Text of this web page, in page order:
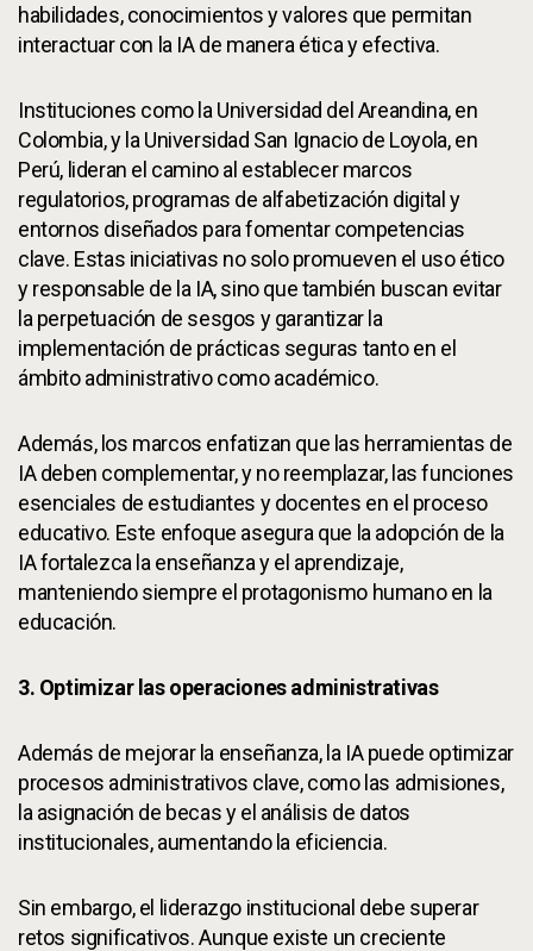
habilidades, conocimientos y valores que permitan
interactuar con la IA de manera ética y efectiva.
Instituciones como la Universidad del Areandina, en
Colombia, y la Universidad San Ignacio de Loyola, en
Perú, lideran el camino al establecer marcos
regulatorios, programas de alfabetización digital y
entornos diseñados para fomentar competencias
clave. Estas iniciativas no solo promueven el uso ético
y responsable de la IA, sino que también buscan evitar
la perpetuación de sesgos y garantizar la
implementación de prácticas seguras tanto en el
ámbito administrativo como académico.
Además, los marcos enfatizan que las herramientas de
IA deben complementar, y no reemplazar, las funciones
esenciales de estudiantes y docentes en el proceso
educativo. Este enfoque asegura que la adopción de la
IA fortalezca la enseñanza y el aprendizaje,
manteniendo siempre el protagonismo humano en la
educación.
3. Optimizar las operaciones administrativas
Además de mejorar la enseñanza, la IA puede optimizar
procesos administrativos clave, como las admisiones,
la asignación de becas y el análisis de datos
institucionales, aumentando la eficiencia.
Sin embargo, el liderazgo institucional debe superar
retos significativos. Aunque existe un creciente